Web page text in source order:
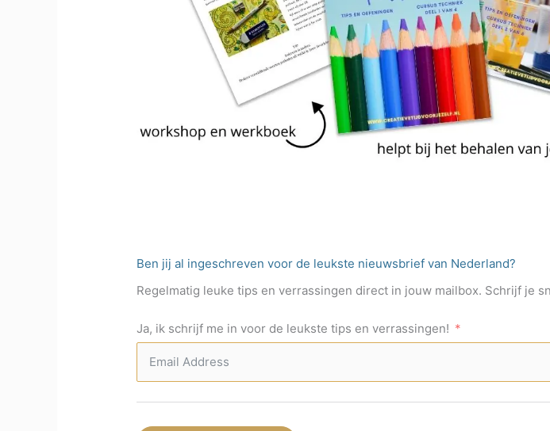
Ben jij al ingeschreven voor de leukste nieuwsbrief van Nederland?
Regelmatig leuke tips en verrassingen direct in jouw mailbox. Schrijf je
Ja, ik schrijf me in voor de leukste tips en verrassingen!